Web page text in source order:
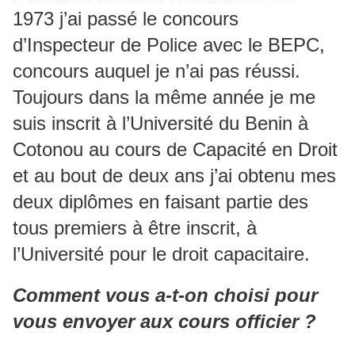
1973 j’ai passé le concours
d’Inspecteur de Police avec le BEPC,
concours auquel je n’ai pas réussi.
Toujours dans la même année je me
suis inscrit à l’Université du Benin à
Cotonou au cours de Capacité en Droit
et au bout de deux ans j’ai obtenu mes
deux diplômes en faisant partie des
tous premiers à être inscrit, à
l’Université pour le droit capacitaire.
Comment vous a-t-on choisi pour
vous envoyer aux cours officier ?